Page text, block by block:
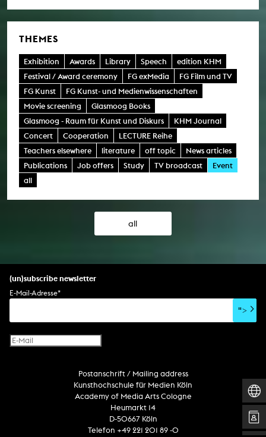
THEMES
Exhibition Awards Library Speech
edition KHM
Festival / Award ceremony
FG exMedia
FG Film und TV
FG Kunst
FG Kunst- und Medienwissenschaften
Movie screening
Glasmoog Books
Glasmoog - Raum für Kunst und Diskurs
KHM Journal
Concert
Cooperation
LECTURE Reihe
Teachers elsewhere
literature off topic
News articles
Publications
Job offers Study TV broadcast
Event
all
all
(un)subscribe newsletter
E-Mail-Adresse*
">
Postanschrift / Mailing address
Kunsthochschule für Medien Köln
Academy of Media Arts Cologne
Heumarkt 14
D-50667 Köln
Telefon +49 221 201 89 -0